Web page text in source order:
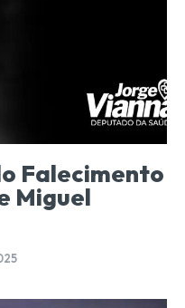
Falecimento
Miguel